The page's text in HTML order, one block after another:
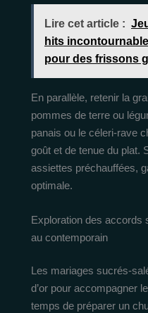
Lire cet article :
hits
pour des frissons
En parallèle, retenir la
pommes de terre ou
panais ou le céleri-rave
goût et de tenue du plat.
assiettes préchauffées,
optimale.
Exploration des accords
au contemporain
Les mariages sucrés-
d’or pour accompagner
temps de préparer un